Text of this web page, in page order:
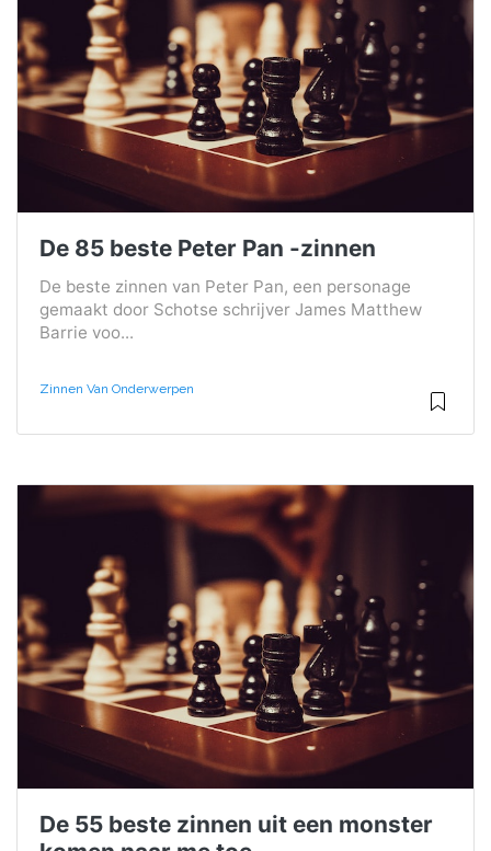
De 85 beste Peter Pan -zinnen
De beste zinnen van Peter Pan, een personage
gemaakt door Schotse schrijver James Matthew
Barrie voo...
Zinnen Van Onderwerpen
De 55 beste zinnen uit een monster